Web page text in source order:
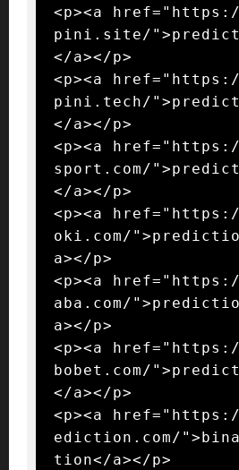
<p><a
pini.site/
</a></p>
<p><a
pini.tech/
</a></p>
<p><a
sport.com/
</a></p>
<p><a
oki.com/
a></p>
<p><a
aba.com/
a></p>
<p><a
bobet.com/
</a></p>
<p><a
ediction.com/
tion</a></p>